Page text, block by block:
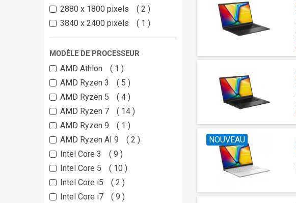
2880 x 1800 pixels
2
3840 x 2400 pixels
1
MODÈLE DE PROCESSEUR
AMD Athlon
1
AMD Ryzen 3
5
AMD Ryzen 5
4
AMD Ryzen 7
14
AMD Ryzen 9
1
AMD Ryzen AI 9
2
Intel Core 3
9
Intel Core 5
10
Intel Core i5
2
Intel Core i7
9
NOUVEAU